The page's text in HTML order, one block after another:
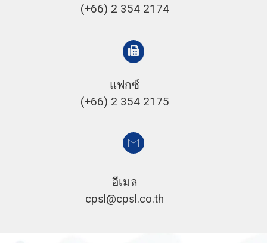
(+66) 2 354 2174
แฟกซ์
(+66) 2 354 2175
อีเมล
cpsl@cpsl.co.th